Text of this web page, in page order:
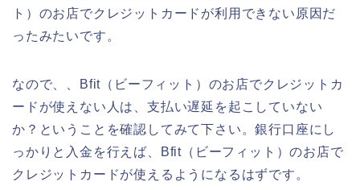
ト）のお店でクレジットカードが利用できない原因だ
ったみたいです。
なので、、Bfit（ビーフィット）のお店でクレジットカ
ードが使えない人は、支払い遅延を起こしていない
か？ということを確認してみて下さい。銀行口座にし
っかりと入金を行えば、Bfit（ビーフィット）のお店で
クレジットカードが使えるようになるはずです。